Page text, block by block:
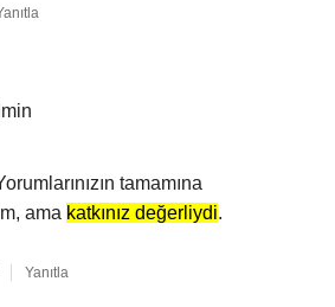
tamamına
ama katkınız değerliydi.
Yanıtla